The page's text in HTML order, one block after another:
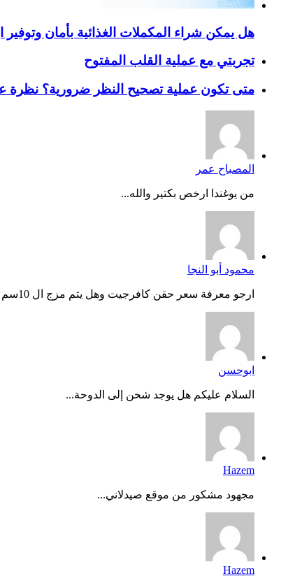
هل يمكن شراء المكملات الغذائية بأمان وتوفير
تجربتي مع عملية القلب المفتوح
متى تكون عملية تصحيح النظر ضرورية؟ نظرة
المصباح عمر
من يوغندا ارخص بكتير والله...
محمود أبو النجا
ارجو معرفة سعر حقن كافرجيت وهل يتم مزج ال 10سم علي بعض وحفظه...
ابوحسن
السلام عليكم هل يوجد شحن إلى الدوحة...
Hazem
مجهود مشكور من موقع صيدلاني...
Hazem